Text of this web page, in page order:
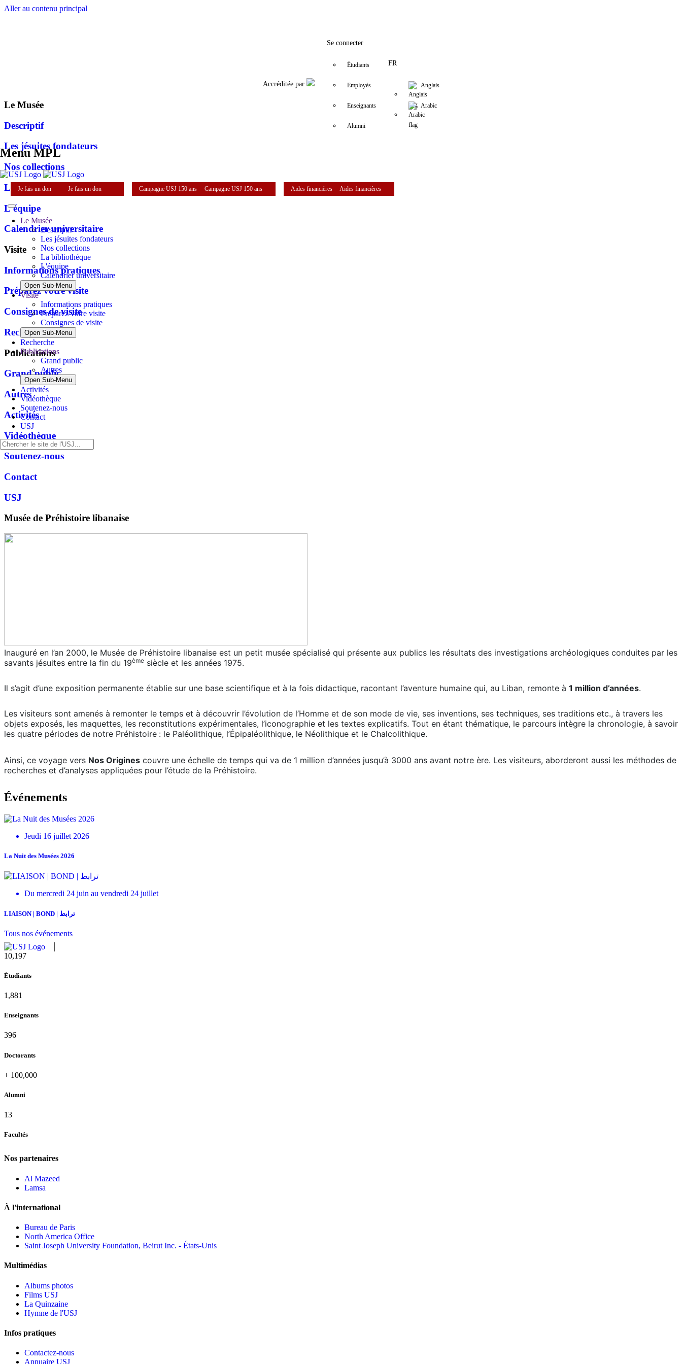
Aller au contenu principal
Accréditée par
Se connecter
Étudiants
Employés
Enseignants
Alumni
FR
Anglais
Arabic
Menu MPL
Je fais un don Je fais un don Campagne USJ 150 ans Campagne USJ 150 ans Aides financières Aides financières
Le Musée
Descriptif
Les jésuites fondateurs
Nos collections
La bibliothéque
L'équipe
Calendrier universitaire
Open Sub-Menu
Visite
Informations pratiques
Préparez votre visite
Consignes de visite
Open Sub-Menu
Recherche
Publications
Grand public
Autres
Open Sub-Menu
Activités
Vidéothèque
Soutenez-nous
Contact
USJ
Le Musée
Descriptif
Les jésuites fondateurs
Nos collections
La bibliothéque
L'équipe
Calendrier universitaire
Visite
Informations pratiques
Préparez votre visite
Consignes de visite
Recherche
Publications
Grand public
Autres
Activités
Vidéothèque
Soutenez-nous
Contact
USJ
Musée de Préhistoire libanaise
Inauguré en l’an 2000, le Musée de Préhistoire libanaise est un petit musée spécialisé qui présente aux publics les résultats des investigations archéologiques conduites par les
savants jésuites entre la fin du 19ème siècle et les années 1975.
Il s’agit d’une exposition permanente établie sur une base scientifique et à la fois didactique, racontant l’aventure humaine qui, au Liban, remonte à 1 million d’années.
Les visiteurs sont amenés à remonter le temps et à découvrir l’évolution de l’Homme et de son mode de vie, ses inventions, ses techniques, ses traditions etc., à travers les
objets exposés, les maquettes, les reconstitutions expérimentales, l’iconographie et les textes explicatifs. Tout en étant thématique, le parcours intègre la chronologie, à savoir
les quatre périodes de notre Préhistoire : le Paléolithique, l’Épipaléolithique, le Néolithique et le Chalcolithique.
Ainsi, ce voyage vers Nos Origines couvre une échelle de temps qui va de 1 million d’années jusqu’à 3000 ans avant notre ère. Les visiteurs, aborderont aussi les méthodes de
recherches et d’analyses appliquées pour l’étude de la Préhistoire.
Événements
Jeudi 16 juillet 2026
La Nuit des Musées 2026
Du mercredi 24 juin au vendredi 24 juillet
LIAISON | BOND | ترابط
Tous nos événements
11,727
Étudiants
2,142
Enseignants
437
Doctorants
+ 100,000
Alumni
13
Facultés
Nos partenaires
Al Mazeed
Lamsa
À l'international
Bureau de Paris
North America Office
Saint Joseph University Foundation, Beirut Inc. - États-Unis
Multimédias
Albums photos
Films USJ
La Quinzaine
Hymne de l'USJ
Infos pratiques
Contactez-nous
Annuaire USJ